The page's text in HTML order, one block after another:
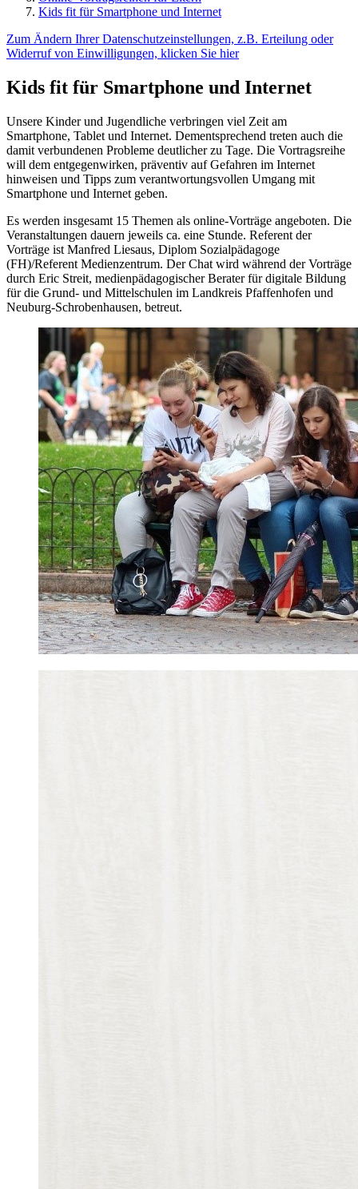
Kids fit für Smartphone und Internet
Zum Ändern Ihrer Datenschutzeinstellungen, z.B. Erteilung oder
Widerruf von Einwilligungen, klicken Sie hier
Kids fit für Smartphone und Internet
Unsere Kinder und Jugendliche verbringen viel Zeit am
Smartphone, Tablet und Internet. Dementsprechend treten auch die
damit verbundenen Probleme deutlicher zu Tage. Die Vortragsreihe
will dem entgegenwirken, präventiv auf Gefahren im Internet
hinweisen und Tipps zum verantwortungsvollen Umgang mit
Smartphone und Internet geben.
Es werden insgesamt 15 Themen als online-Vorträge angeboten. Die
Veranstaltungen dauern jeweils ca. eine Stunde. Referent der
Vorträge ist Manfred Liesaus, Diplom Sozialpädagoge
(FH)/Referent Medienzentrum. Der Chat wird während der Vorträge
durch Eric Streit, medienpädagogischer Berater für digitale Bildung
für die Grund- und Mittelschulen im Landkreis Pfaffenhofen und
Neuburg-Schrobenhausen, betreut.